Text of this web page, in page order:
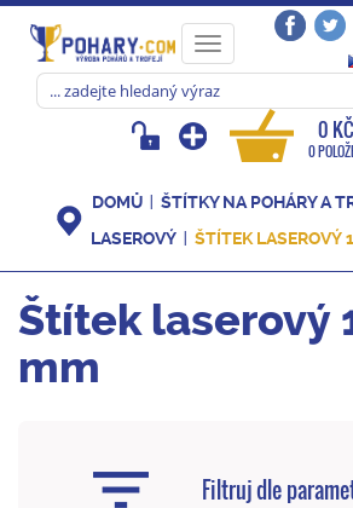
Toggle
navigation
0 KČ
0
DOMŮ ŠTÍTKY NA POHÁRY A
LASEROVÝ
ŠTÍTEK LASEROVÝ
Štítek laserový
mm
Filtruj dle